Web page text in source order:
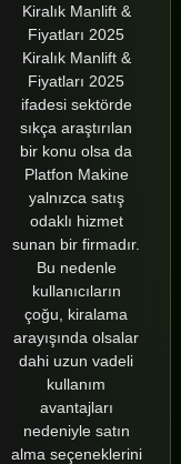
Kiralık Manlift &
Fiyatları 2025
Kiralık Manlift &
Fiyatları 2025
ifadesi sektörde
sıkça araştırılan
bir konu olsa da
Platfon Makine
yalnızca satış
odaklı hizmet
sunan bir firmadır.
Bu nedenle
kullanıcıların
çoğu, kiralama
arayışında olsalar
dahi uzun vadeli
kullanım
avantajları
nedeniyle satın
alma seçeneklerini